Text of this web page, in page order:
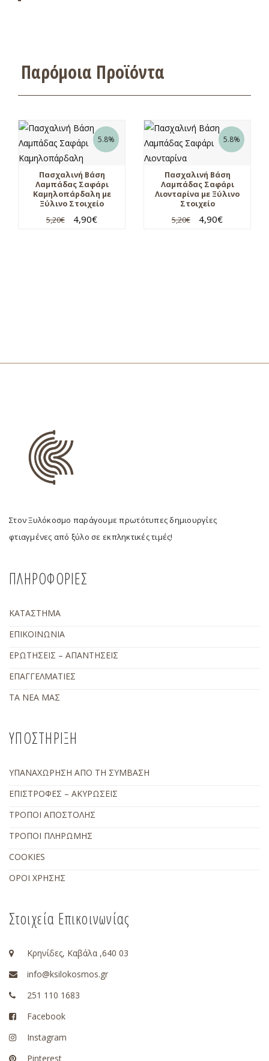
Παρόμοια Προϊόντα
5.8%
Πασχαλινή Βάση
Λαμπάδας Σαφάρι
Καμηλοπάρδαλη με
Ξύλινο Στοιχείο
5,20€ 4,90€
5.8%
Πασχαλινή Βάση
Λαμπάδας Σαφάρι
Λιονταρίνα με Ξύλινο
Στοιχείο
5,20€ 4,90€
Στον Ξυλόκοσμο παράγουμε πρωτότυπες δημιουργίες
φτιαγμένες από ξύλο σε εκπληκτικές τιμές!
ΠΛΗΡΟΦΟΡΙΕΣ
ΚΑΤΑΣΤΗΜΑ
ΕΠΙΚΟΙΝΩΝΙΑ
ΕΡΩΤΗΣΕΙΣ – ΑΠΑΝΤΗΣΕΙΣ
ΕΠΑΓΓΕΛΜΑΤΙΕΣ
ΤΑ ΝΕΑ ΜΑΣ
ΥΠΟΣΤΗΡΙΞΗ
ΥΠΑΝΑΧΩΡΗΣΗ ΑΠΟ ΤΗ ΣΥΜΒΑΣΗ
ΕΠΙΣΤΡΟΦΕΣ – ΑΚΥΡΩΣΕΙΣ
ΤΡΟΠΟΙ ΑΠΟΣΤΟΛΗΣ
ΤΡΟΠΟΙ ΠΛΗΡΩΜΗΣ
COOKIES
ΟΡΟΙ ΧΡΗΣΗΣ
Στοιχεία Επικοινωνίας
Κρηνίδες, Καβάλα ,640 03
info@ksilokosmos.gr
251 110 1683
Facebook
Instagram
Pinterest